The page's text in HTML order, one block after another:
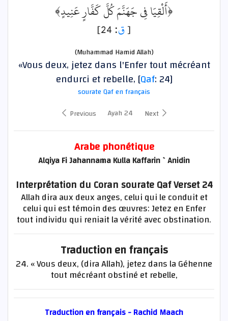
﴿أَلْقِيَا فِي جَهَنَّمَ كُلَّ كَفَّارٍ عَنِيدٍ﴾
[ق: 24]
(Muhammad Hamid Allah)
«Vous deux, jetez dans l'Enfer tout mécréant
endurci et rebelle, [Qaf: 24]
sourate Qaf en français
Previous
Ayah 24 Next
Arabe phonétique
Alqiya Fi Jahannama Kulla Kaffarin `Anidin
Interprétation du Coran sourate Qaf Verset 24
Allah dira aux deux anges, celui qui le conduit et
celui qui est témoin des œuvres: Jetez en Enfer
tout individu qui reniait la vérité avec obstination.
Traduction en français
24. « Vous deux, (dira Allah), jetez dans la Géhenne
tout mécréant obstiné et rebelle,
Traduction en français - Rachid Maach